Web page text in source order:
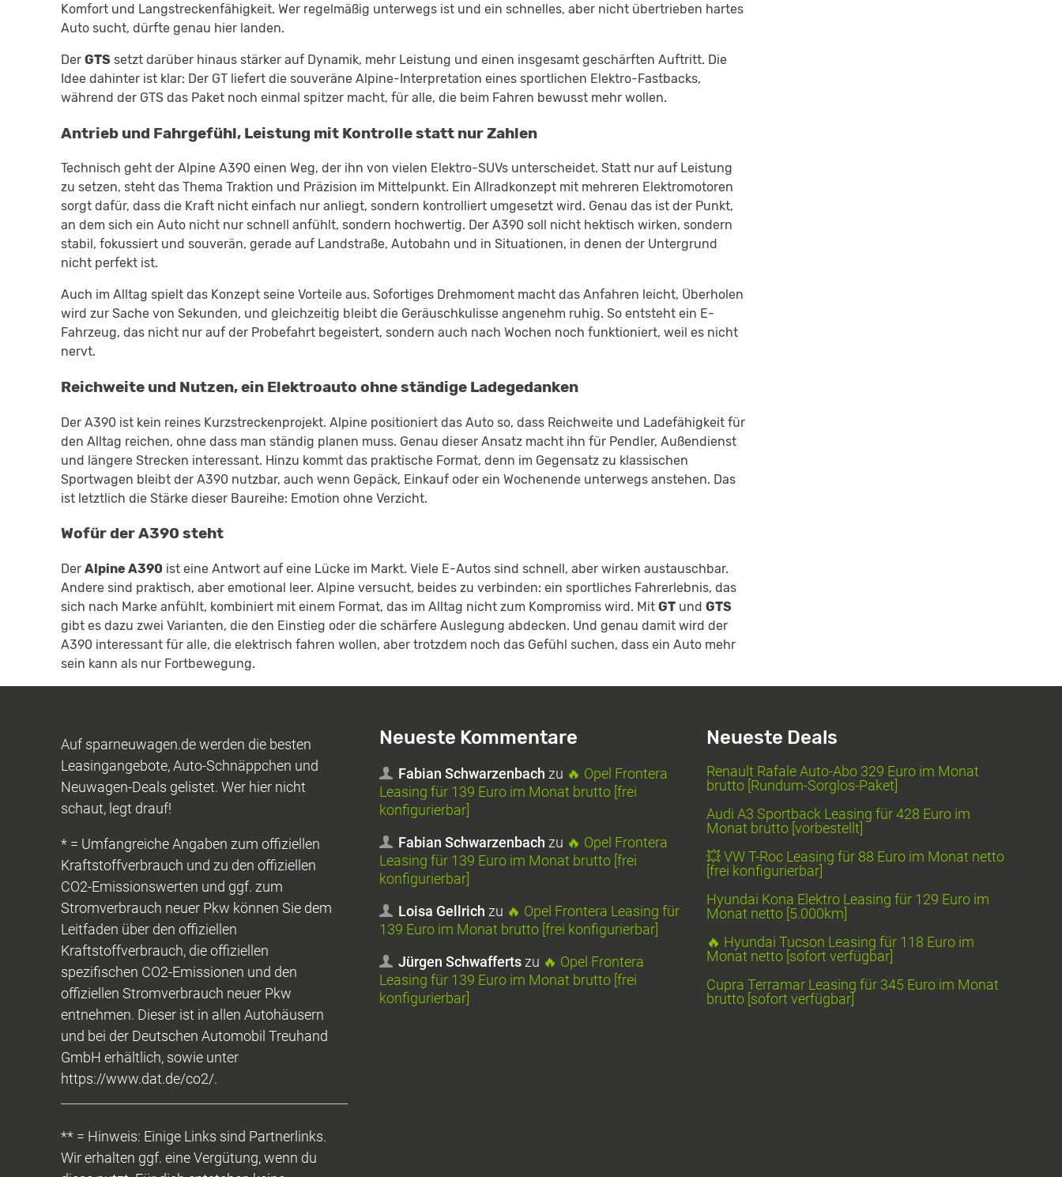
Komfort und Langstreckenfähigkeit. Wer regelmäßig unterwegs ist und ein schnelles, aber nicht übertrieben hartes
Auto sucht, dürfte genau hier landen.
Der GTS setzt darüber hinaus stärker auf Dynamik, mehr Leistung und einen insgesamt geschärften Auftritt. Die
Idee dahinter ist klar: Der GT liefert die souveräne Alpine-Interpretation eines sportlichen Elektro-Fastbacks,
während der GTS das Paket noch einmal spitzer macht, für alle, die beim Fahren bewusst mehr wollen.
Antrieb und Fahrgefühl, Leistung mit Kontrolle statt nur Zahlen
Technisch geht der Alpine A390 einen Weg, der ihn von vielen Elektro-SUVs unterscheidet. Statt nur auf Leistung
zu setzen, steht das Thema Traktion und Präzision im Mittelpunkt. Ein Allradkonzept mit mehreren Elektromotoren
sorgt dafür, dass die Kraft nicht einfach nur anliegt, sondern kontrolliert umgesetzt wird. Genau das ist der Punkt,
an dem sich ein Auto nicht nur schnell anfühlt, sondern hochwertig. Der A390 soll nicht hektisch wirken, sondern
stabil, fokussiert und souverän, gerade auf Landstraße, Autobahn und in Situationen, in denen der Untergrund
nicht perfekt ist.
Auch im Alltag spielt das Konzept seine Vorteile aus. Sofortiges Drehmoment macht das Anfahren leicht, Überholen
wird zur Sache von Sekunden, und gleichzeitig bleibt die Geräuschkulisse angenehm ruhig. So entsteht ein E-
Fahrzeug, das nicht nur auf der Probefahrt begeistert, sondern auch nach Wochen noch funktioniert, weil es nicht
nervt.
Reichweite und Nutzen, ein Elektroauto ohne ständige Ladegedanken
Der A390 ist kein reines Kurzstreckenprojekt. Alpine positioniert das Auto so, dass Reichweite und Ladefähigkeit für
den Alltag reichen, ohne dass man ständig planen muss. Genau dieser Ansatz macht ihn für Pendler, Außendienst
und längere Strecken interessant. Hinzu kommt das praktische Format, denn im Gegensatz zu klassischen
Sportwagen bleibt der A390 nutzbar, auch wenn Gepäck, Einkauf oder ein Wochenende unterwegs anstehen. Das
ist letztlich die Stärke dieser Baureihe: Emotion ohne Verzicht.
Wofür der A390 steht
Der Alpine A390 ist eine Antwort auf eine Lücke im Markt. Viele E-Autos sind schnell, aber wirken austauschbar.
Andere sind praktisch, aber emotional leer. Alpine versucht, beides zu verbinden: ein sportliches Fahrerlebnis, das
sich nach Marke anfühlt, kombiniert mit einem Format, das im Alltag nicht zum Kompromiss wird. Mit GT und GTS
gibt es dazu zwei Varianten, die den Einstieg oder die schärfere Auslegung abdecken. Und genau damit wird der
A390 interessant für alle, die elektrisch fahren wollen, aber trotzdem noch das Gefühl suchen, dass ein Auto mehr
sein kann als nur Fortbewegung.
Auf sparneuwagen.de werden die besten
Leasingangebote, Auto-Schnäppchen und
Neuwagen-Deals gelistet. Wer hier nicht
schaut, legt drauf!
* = Umfangreiche Angaben zum offiziellen
Kraftstoffverbrauch und zu den offiziellen
CO2-Emissionswerten und ggf. zum
Stromverbrauch neuer Pkw können Sie dem
Leitfaden über den offiziellen
Kraftstoffverbrauch, die offiziellen
spezifischen CO2-Emissionen und den
offiziellen Stromverbrauch neuer Pkw
entnehmen. Dieser ist in allen Autohäusern
und bei der Deutschen Automobil Treuhand
GmbH erhältlich, sowie unter
https://www.dat.de/co2/.
** = Hinweis: Einige Links sind Partnerlinks.
Wir erhalten ggf. eine Vergütung, wenn du
Neueste Kommentare
Fabian Schwarzenbach zu 🔥 Opel Frontera
Leasing für 139 Euro im Monat brutto [frei
konfigurierbar]
Fabian Schwarzenbach zu 🔥 Opel Frontera
Leasing für 139 Euro im Monat brutto [frei
konfigurierbar]
Loisa Gellrich zu 🔥 Opel Frontera Leasing für
139 Euro im Monat brutto [frei konfigurierbar]
Jürgen Schwafferts zu 🔥 Opel Frontera
Leasing für 139 Euro im Monat brutto [frei
konfigurierbar]
Neueste Deals
Renault Rafale Auto-Abo 329 Euro im Monat
brutto [Rundum-Sorglos-Paket]
Audi A3 Sportback Leasing für 428 Euro im
Monat brutto [vorbestellt]
💥 VW T-Roc Leasing für 88 Euro im Monat netto
[frei konfigurierbar]
Hyundai Kona Elektro Leasing für 129 Euro im
Monat netto [5.000km]
🔥 Hyundai Tucson Leasing für 118 Euro im
Monat netto [sofort verfügbar]
Cupra Terramar Leasing für 345 Euro im Monat
brutto [sofort verfügbar]